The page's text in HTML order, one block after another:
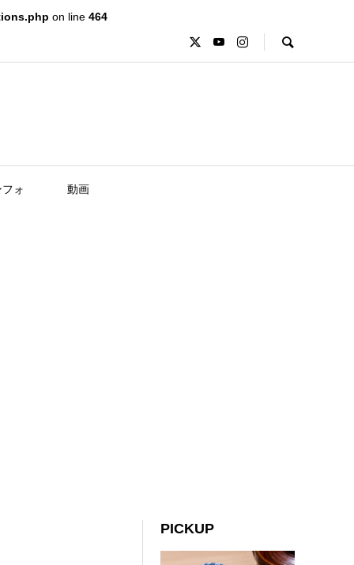
on line 464
ォ 動画
PICKUP